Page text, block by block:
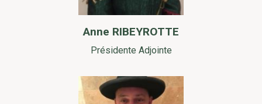
Anne RIBEYROTTE
Présidente Adjointe